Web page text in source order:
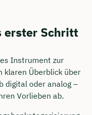
erster Schritt
Instrument zur
klaren Überblick über
digital oder analog –
Vorlieben ab.